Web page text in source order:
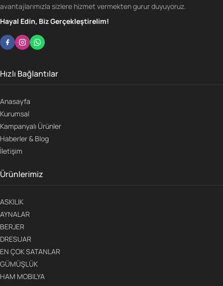
avantajlarımızla sizlere hizmet vermekten gurur duyuyoruz.
Hayal Edin, Biz Gerçekleştirelim!
Hızlı Bağlantılar
Anasayfa
Kurumsal
Kampanyalı Ürünler
Haberler & Blog
İletişim
Ürünlerimiz
ASKILIK
AYNALAR
BERJER
DRESUAR
EN ÇOK SATANLAR
GÜMÜŞLÜK
HAM MOBILYA